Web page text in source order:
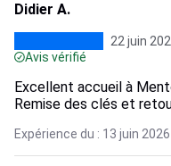
Didier A.
22 juin
Avis vérifié
Excellent accueil à
Remise des clés et
Expérience du : 13 juin 2026